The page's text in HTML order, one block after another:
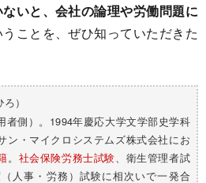
いと、会社の論理や労働問題に
うことを、ぜひ知っていただきた
）
者側）。1994年慶応大学文学部史学科
ン・マイクロシステムズ株式会社にお
。 社会保険労務士試験 、衛生管理者試
人事・労務）試験に相次いで一発合